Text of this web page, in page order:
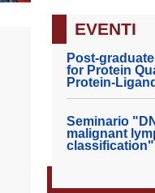
EVENTI
Post-
for Protein
Protein-
Seminario
malignant
classification"